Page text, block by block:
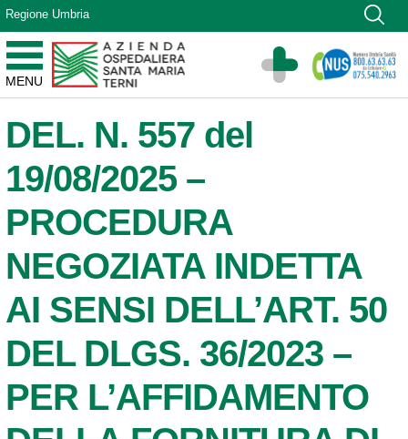
Vai ai contenuti
Vai al menu di navigazione
Vai al footer
Regione Umbria
MENU
Azienda Ospedaliera Santa Maria di Terni
Sito Istituzionale
DEL. N. 557 del
19/08/2025 –
PROCEDURA
NEGOZIATA INDETTA
AI SENSI DELL’ART. 50
DEL DLGS. 36/2023 –
PER L’AFFIDAMENTO